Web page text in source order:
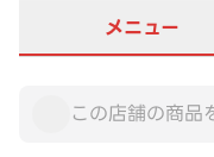
メニュー